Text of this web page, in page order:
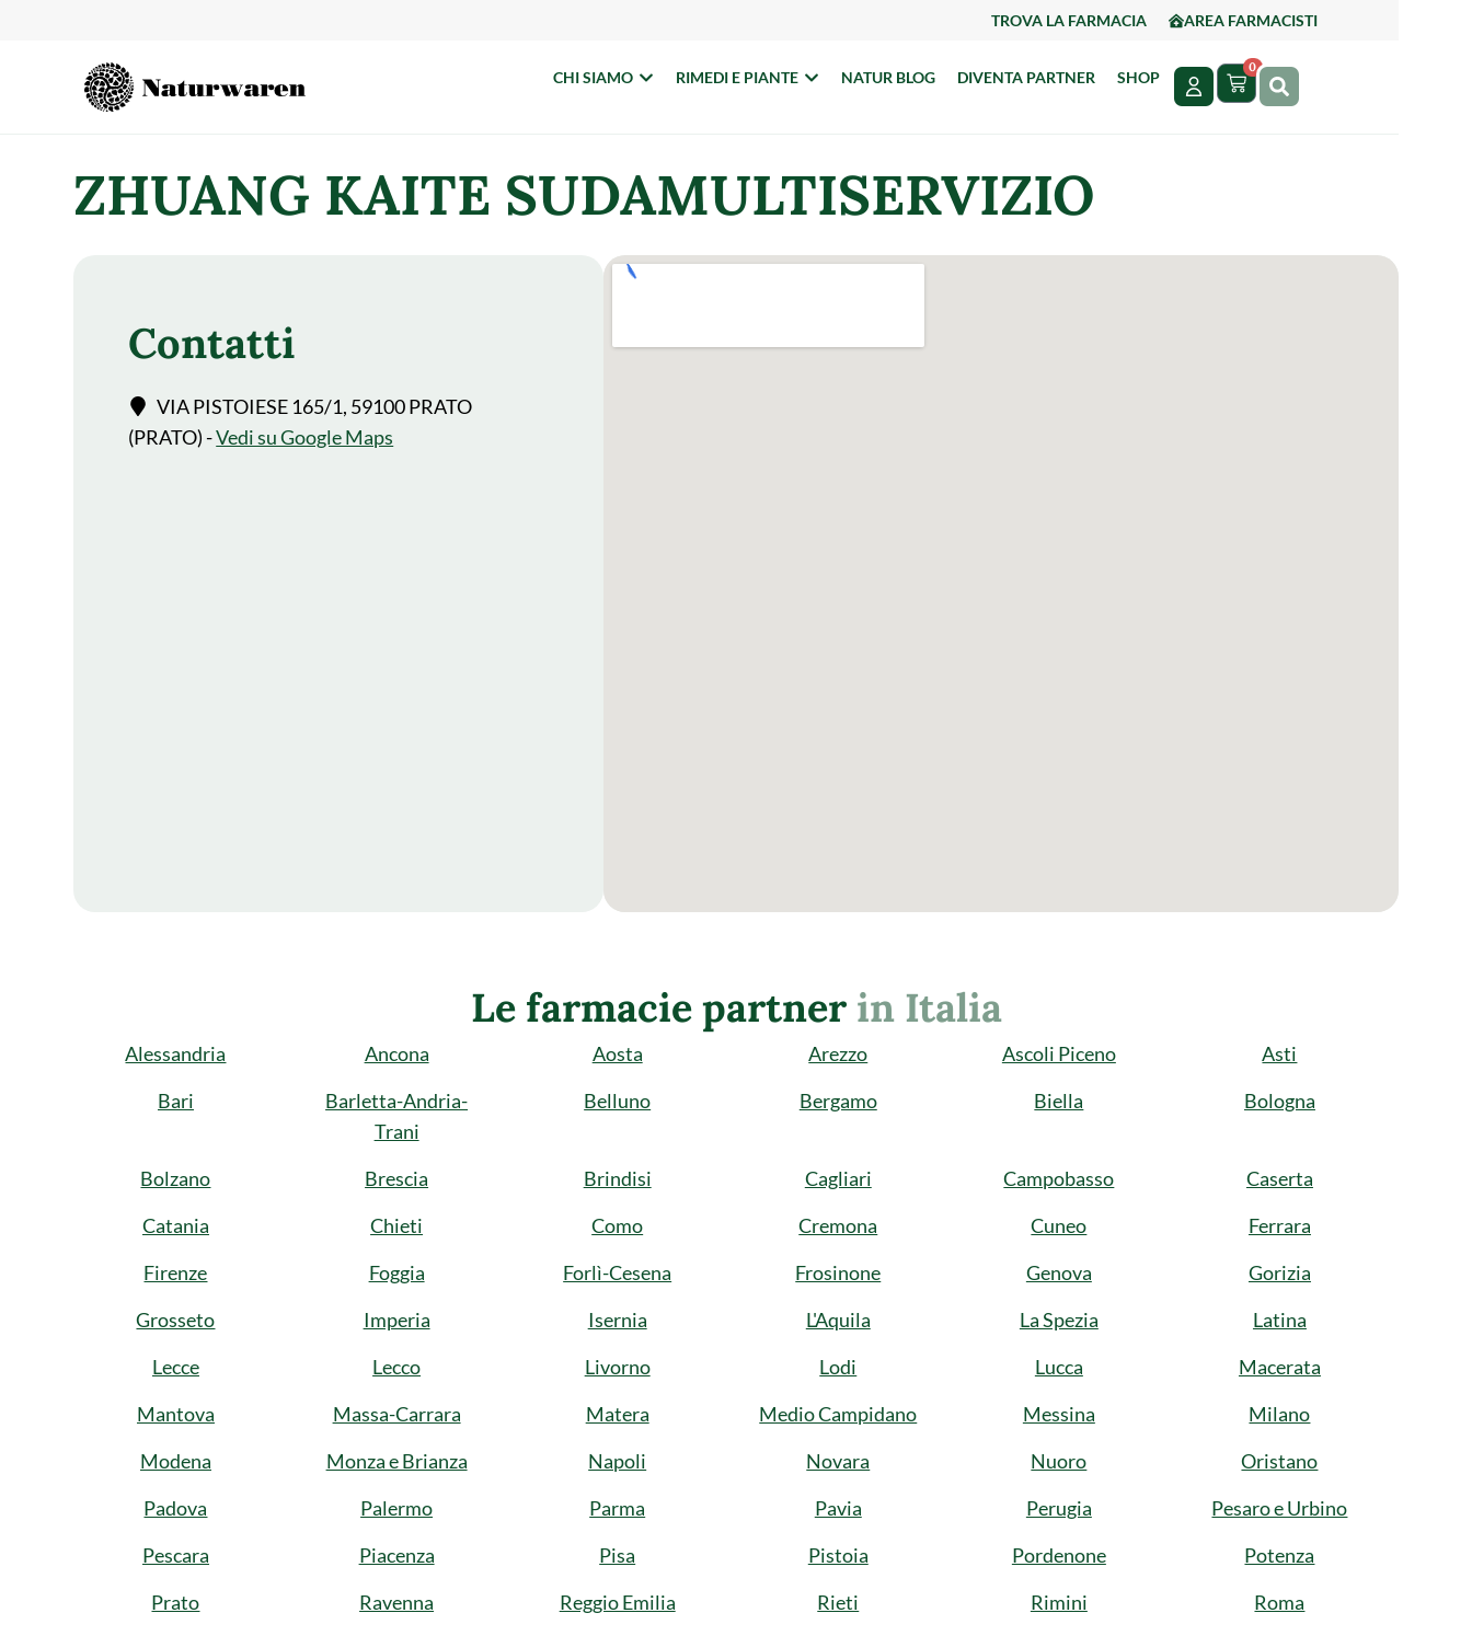
TROVA LA FARMACIA AREA FARMACISTI
CHI SIAMO RIMEDI E PIANTE NATUR BLOG DIVENTA PARTNER SHOP
0
ZHUANG KAITE SUDAMULTISERVIZIO
Contatti
VIA PISTOIESE 165/1, 59100 PRATO
(PRATO) -Vedi su Google Maps
Le farmacie partner in Italia
Alessandria Ancona Aosta Arezzo Ascoli Piceno
Asti
Bari
Barletta-Andria-
Trani
Belluno Bergamo Biella Bologna
Bolzano Brescia Brindisi Cagliari Campobasso
Caserta
Catania
Chieti Como Cremona Cuneo
Ferrara
Firenze
Foggia Forlì-Cesena Frosinone Genova
Gorizia
Grosseto
Imperia Isernia L'Aquila La Spezia
Latina
Lecce
Lecco Livorno Lodi Lucca
Macerata
Mantova
Massa-Carrara Matera Medio Campidano Messina
Milano
Modena
Monza e Brianza Napoli Novara Nuoro
Oristano
Padova
Palermo Parma Pavia Perugia
Pesaro e Urbino
Pescara
Piacenza Pisa Pistoia Pordenone
Potenza
Prato
Ravenna Reggio Emilia Rieti Rimini
Roma